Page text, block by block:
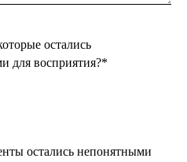
остались
для восприятия?*
остались непонятными